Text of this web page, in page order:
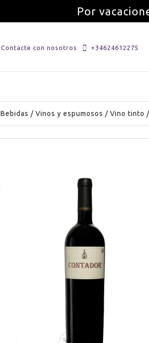
Por
Contacte con nosotros +34624612275
Bebidas / Vinos y espumosos / Vino tinto /